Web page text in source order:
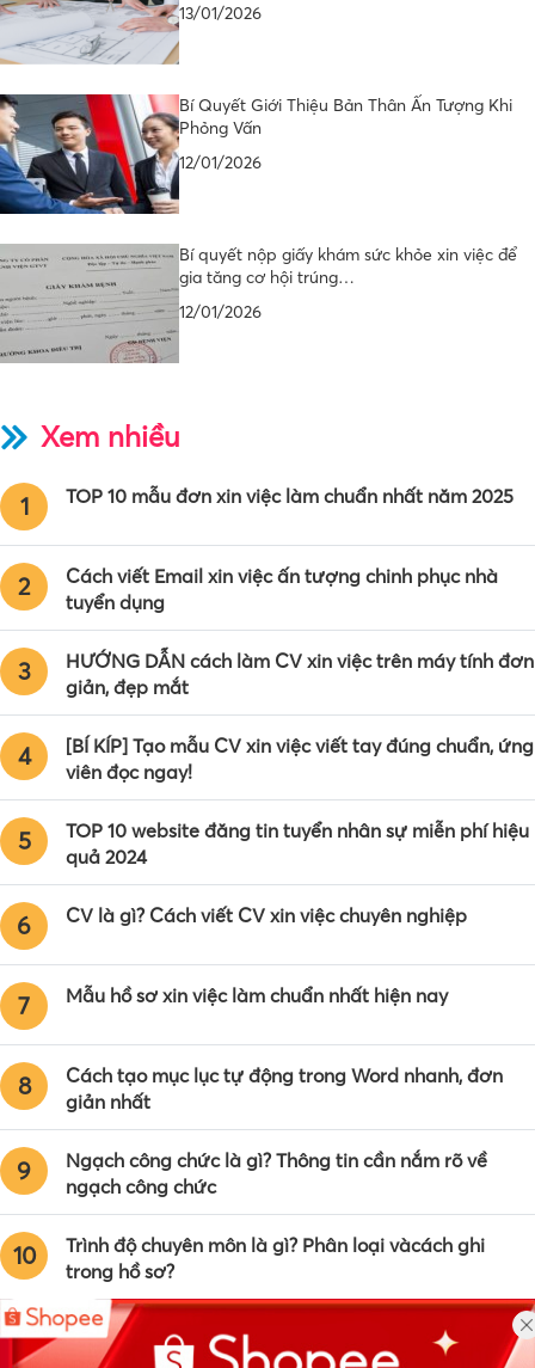
13/01/2026
Bí Quyết Giới Thiệu Bản Thân Ấn Tượng Khi
Phỏng Vấn
12/01/2026
Bí quyết nộp giấy khám sức khỏe xin việc để
gia tăng cơ hội trúng…
12/01/2026
Xem nhiều
1 TOP 10 mẫu đơn xin việc làm chuẩn nhất năm 2025
2
Cách viết Email xin việc ấn tượng chinh phục nhà
tuyển dụng
3
HƯỚNG DẪN cách làm CV xin việc trên máy tính đơn
giản, đẹp mắt
4
[BÍ KÍP] Tạo mẫu CV xin việc viết tay đúng chuẩn, ứng
viên đọc ngay!
5
TOP 10 website đăng tin tuyển nhân sự miễn phí hiệu
quả 2024
6 CV là gì? Cách viết CV xin việc chuyên nghiệp
7 Mẫu hồ sơ xin việc làm chuẩn nhất hiện nay
8
Cách tạo mục lục tự động trong Word nhanh, đơn
giản nhất
9
Ngạch công chức là gì? Thông tin cần nắm rõ về
ngạch công chức
10
Trình độ chuyên môn là gì? Phân loại vàcách ghi
trong hồ sơ?